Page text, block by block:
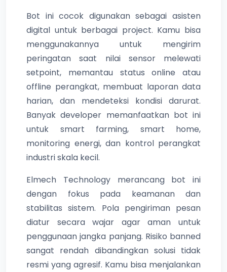
Bot ini cocok digunakan sebagai asisten
digital untuk berbagai project. Kamu bisa
menggunakannya untuk mengirim
peringatan saat nilai sensor melewati
setpoint, memantau status online atau
offline perangkat, membuat laporan data
harian, dan mendeteksi kondisi darurat.
Banyak developer memanfaatkan bot ini
untuk smart farming, smart home,
monitoring energi, dan kontrol perangkat
industri skala kecil.
Elmech Technology merancang bot ini
dengan fokus pada keamanan dan
stabilitas sistem. Pola pengiriman pesan
diatur secara wajar agar aman untuk
penggunaan jangka panjang. Risiko banned
sangat rendah dibandingkan solusi tidak
resmi yang agresif. Kamu bisa menjalankan